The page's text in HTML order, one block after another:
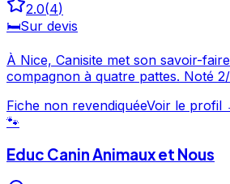
2.0(4)
🛏️Sur devis
À Nice, Canisite met son savoir-
compagnon à quatre pattes. Noté 2/5 par ses clients, ce
votre compagnon. N'hésitez pas à consulter sa fiche
pour en savoir plus et prendre contact. Canisite
sur Google Maps avec 4 avis.
Fiche non revendiquéeVoir le profil
🐾
Educ Canin Animaux et Nous